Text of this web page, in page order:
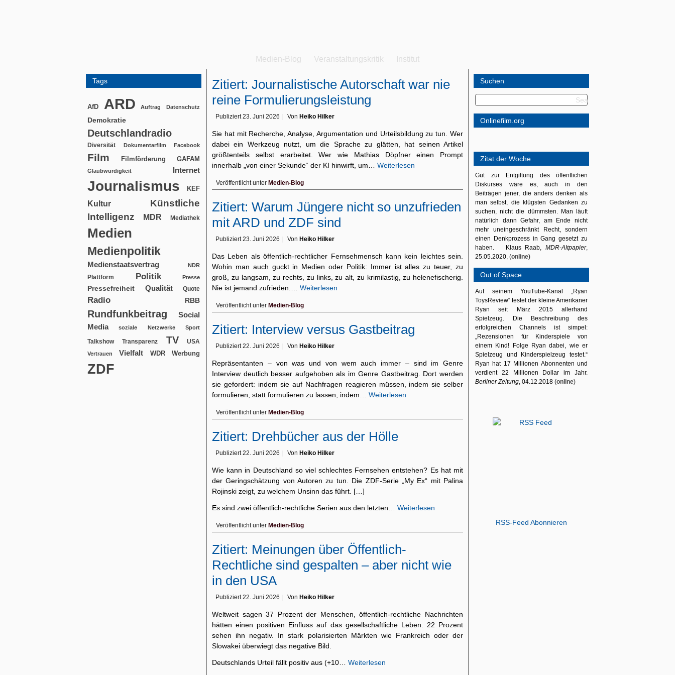
Medien-Blog Veranstaltungskritik Institut
Tags
AfD ARD Auftrag Datenschutz
Demokratie
Deutschlandradio
Diversität Dokumentarfilm Facebook
Film Filmförderung GAFAM
Glaubwürdigkeit Internet
Journalismus KEF
Kultur
Künstliche
Intelligenz
MDR Mediathek
Medien
Medienpolitik
Medienstaatsvertrag NDR
Plattform Politik Presse
Pressefreiheit Qualität Quote
Radio RBB
Rundfunkbeitrag
Social
Media
soziale Netzwerke Sport
Talkshow Transparenz TV USA
Vertrauen Vielfalt WDR Werbung
ZDF
Zitiert: Journalistische Autorschaft war nie
reine Formulierungsleistung
Publiziert 23. Juni 2026 Von Heiko Hilker
Sie hat mit Recherche, Analyse, Argumentation und Urteilsbildung zu tun. Wer
dabei ein Werkzeug nutzt, um die Sprache zu glätten, hat seinen Artikel
größtenteils selbst erarbeitet. Wer wie Mathias Döpfner einen Prompt
innerhalb „von einer Sekunde“ der KI hinwirft, um… Weiterlesen
Veröffentlicht unter Medien-Blog
Zitiert: Warum Jüngere nicht so unzufrieden
mit ARD und ZDF sind
Publiziert 23. Juni 2026 Von Heiko Hilker
Das Leben als öffentlich-rechtlicher Fernsehmensch kann kein leichtes sein.
Wohin man auch guckt in Medien oder Politik: Immer ist alles zu teuer, zu
groß, zu langsam, zu rechts, zu links, zu alt, zu krimilastig, zu helenefischerig.
Nie ist jemand zufrieden.… Weiterlesen
Veröffentlicht unter Medien-Blog
Zitiert: Interview versus Gastbeitrag
Publiziert 22. Juni 2026 Von Heiko Hilker
Repräsentanten – von was und von wem auch immer – sind im Genre
Interview deutlich besser aufgehoben als im Genre Gastbeitrag. Dort werden
sie gefordert: indem sie auf Nachfragen reagieren müssen, indem sie selber
formulieren, statt formulieren zu lassen, indem… Weiterlesen
Veröffentlicht unter Medien-Blog
Zitiert: Drehbücher aus der Hölle
Publiziert 22. Juni 2026 Von Heiko Hilker
Wie kann in Deutschland so viel schlechtes Fernsehen entstehen? Es hat mit
der Geringschätzung von Autoren zu tun. Die ZDF-Serie „My Ex“ mit Palina
Rojinski zeigt, zu welchem Unsinn das führt. […]
Es sind zwei öffentlich-rechtliche Serien aus den letzten… Weiterlesen
Veröffentlicht unter Medien-Blog
Zitiert: Meinungen über Öffentlich-
Rechtliche sind gespalten – aber nicht wie
in den USA
Publiziert 22. Juni 2026 Von Heiko Hilker
Weltweit sagen 37 Prozent der Menschen, öffentlich-rechtliche Nachrichten
hätten einen positiven Einfluss auf das gesellschaftliche Leben. 22 Prozent
sehen ihn negativ. In stark polarisierten Märkten wie Frankreich oder der
Slowakei überwiegt das negative Bild.
Deutschlands Urteil fällt positiv aus (+10… Weiterlesen
Suchen
Onlinefilm.org
Zitat der Woche
Gut zur Entgiftung des öffentlichen
Diskurses wäre es, auch in den
Beiträgen jener, die anders denken als
man selbst, die klügsten Gedanken zu
suchen, nicht die dümmsten. Man läuft
natürlich dann Gefahr, am Ende nicht
mehr uneingeschränkt Recht, sondern
einen Denkprozess in Gang gesetzt zu
haben. Klaus Raab, MDR-Altpapier,
25.05.2020, (online)
Out of Space
Auf seinem YouTube-Kanal „Ryan
ToysReview“ testet der kleine Amerikaner
Ryan seit März 2015 allerhand
Spielzeug. Die Beschreibung des
erfolgreichen Channels ist simpel:
„Rezensionen für Kinderspiele von
einem Kind! Folge Ryan dabei, wie er
Spielzeug und Kinderspielzeug testet.“
Ryan hat 17 Millionen Abonnenten und
verdient 22 Millionen Dollar im Jahr.
Berliner Zeitung, 04.12.2018 (online)
RSS-Feed Abonnieren